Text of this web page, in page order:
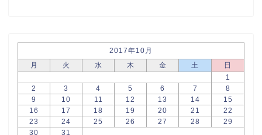
2017年10月
月
火 水 木 金 土
日
1
2
3 4 5 6 7
8
9
10 11 12 13 14
15
16
17 18 19 20 21
22
23
24 25 26 27 28
29
30
31